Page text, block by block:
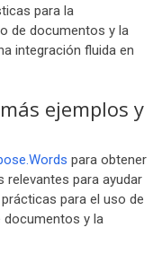
para la
de documentos y la
integración fluida en
ejemplos y
para obtener
para ayudar
para el uso de
documentos y la